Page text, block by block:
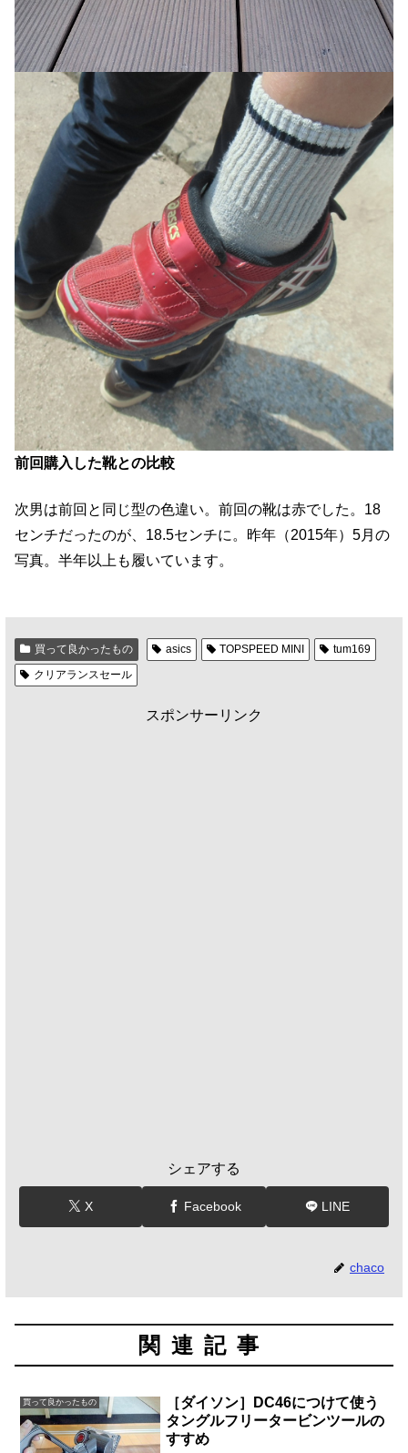
前回購入した靴との比較
次男は前回と同じ型の色違い。前回の靴は赤でした。18
センチだったのが、18.5センチに。昨年（2015年）5月の
写真。半年以上も履いています。
買って良かったもの asics TOPSPEED MINI
tum169
クリアランスセール
スポンサーリンク
シェアする
X Facebook LINE
chaco
関連記事
買って良かったもの
［ダイソン］DC46につけて使う
タングルフリータービンツールの
すすめ